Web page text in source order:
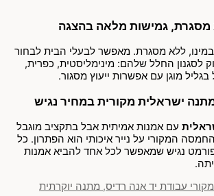
במינו, ללא מסגרת. מאפשר לבעלי הבית לבחור
לסגנון החלל שלהם: מינימליסטית, כפרית,
מוגן עם אפשרות ייעוץ מסגור.
עם אמנות אמיתית אבל בתקציב מוגבל
המקורי על נייר איכותי הוא הפתרון. כל
נגיש שמאפשר לכל אחד להביא אמנות